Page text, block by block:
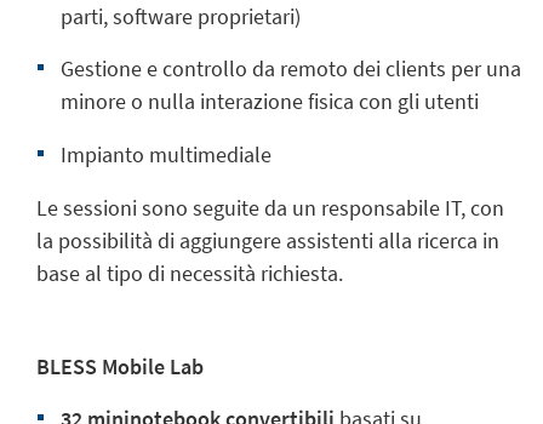
parti, software proprietari)
Gestione e controllo da remoto dei clients per una
minore o nulla interazione fisica con gli utenti
Impianto multimediale
Le sessioni sono seguite da un responsabile IT, con
la possibilità di aggiungere assistenti alla ricerca in
base al tipo di necessità richiesta.
BLESS Mobile Lab
32 mininotebook convertibili basati su